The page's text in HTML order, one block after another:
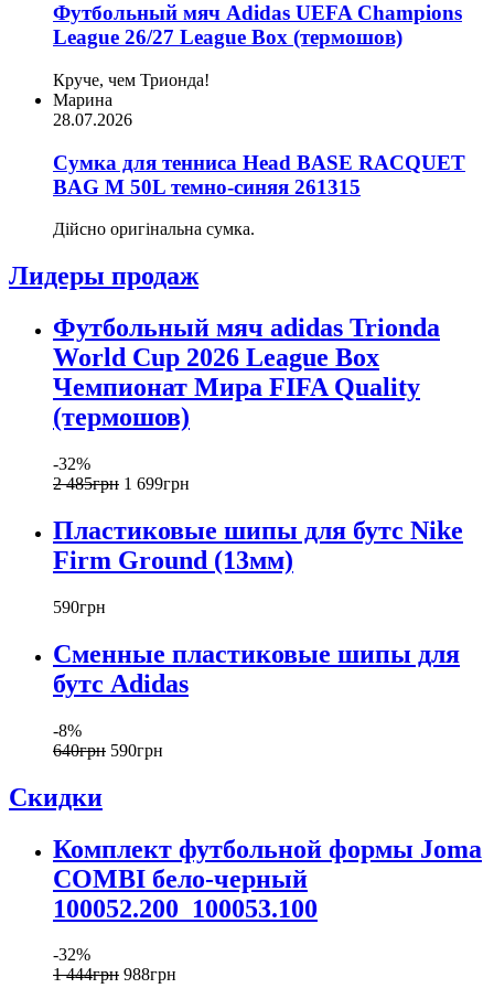
Футбольный мяч Adidas UEFA Champions
League 26/27 League Box (термошов)
Круче, чем Трионда!
Марина
28.07.2026
Сумка для тенниса Head BASE RACQUET
BAG M 50L темно-синяя 261315
Дійсно оригінальна сумка.
Лидеры продаж
Футбольный мяч adidas Trionda
World Cup 2026 League Box
Чемпионат Мира FIFA Quality
(термошов)
-32%
2 485грн 1 699грн
Пластиковые шипы для бутс Nike
Firm Ground (13мм)
590грн
Сменные пластиковые шипы для
бутс Adidas
-8%
640грн 590грн
Скидки
Комплект футбольной формы Joma
COMBI бело-черный
100052.200_100053.100
-32%
1 444грн 988грн